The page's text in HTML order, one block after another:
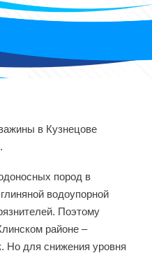
в Кузнецове
пород в
водоупорной
Поэтому
районе –
Но для снижения уровня